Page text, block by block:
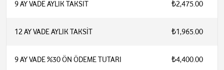
9 AY VADE AYLIK TAKSİT ₺2,475.00
12 AY VADE AYLIK TAKSİT ₺1,965.00
9 AY VADE %30 ÖN ÖDEME TUTARI ₺4,400.00